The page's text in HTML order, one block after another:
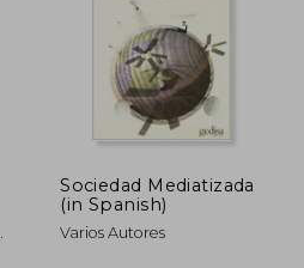
Sociedad Mediatizada
(in Spanish)
Varios Autores